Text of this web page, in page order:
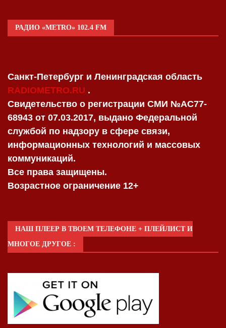
РАДИО «METRO» 102.4 FM
Санкт-Петербург и Ленинградская область
RADIOMETRO.RU .
Свидетельство о регистрации СМИ №AC77-
68943 от 07.03.2017, выдано Федеральной
службой по надзору в сфере связи,
информационных технологий и массовых
коммуникаций.
Все права защищены.
Возрастное ограничение 12+
НАШ ПЛЕЕР В ТВОЕМ ТЕЛЕФОНЕ + ПЛЕЙЛИСТ И
МНОГОЕ ДРУГОЕ :